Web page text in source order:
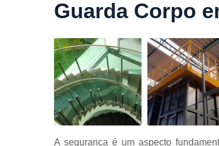
Guarda Corpo
A segurança é um aspecto